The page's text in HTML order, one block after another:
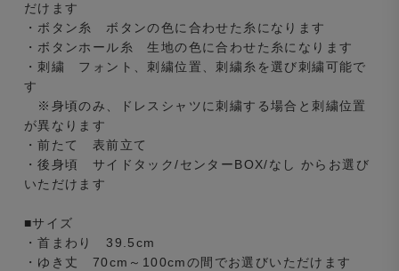
だけます
・ボタン糸 ボタンの色に合わせた糸になります
・ボタンホール糸 生地の色に合わせた糸になります
・刺繍 フォント、刺繍位置、刺繍糸を選び刺繍可能で
す
※身頃のみ、ドレスシャツに刺繍する場合と刺繍位置
が異なります
・前たて 表前立て
・後身頃 サイドタック/センターBOX/なし からお選び
いただけます
■サイズ
・首まわり 39.5cm
・ゆき丈 70cm～100cmの間でお選びいただけます